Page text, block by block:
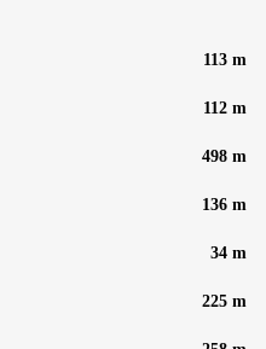
113 m
112 m
498 m
136 m
34 m
225 m